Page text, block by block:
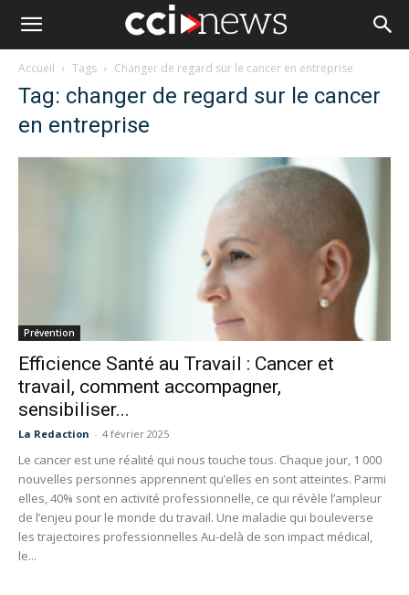
Accueil Tags Changer de regard sur le cancer en entreprise
Tag: changer de regard sur le cancer
en entreprise
Prévention
Efficience Santé au Travail : Cancer et
travail, comment accompagner,
sensibiliser...
La Redaction - 4 février 2025
Le cancer est une réalité qui nous touche tous. Chaque jour, 1 000
nouvelles personnes apprennent qu’elles en sont atteintes. Parmi
elles, 40% sont en activité professionnelle, ce qui révèle l’ampleur
de l’enjeu pour le monde du travail. Une maladie qui bouleverse
les trajectoires professionnelles Au-delà de son impact médical,
le...